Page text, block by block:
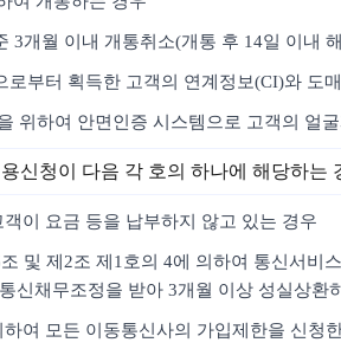
3개월 이내 개통취소(개통 후 14일 이내
로부터 획득한 고객의 연계정보(CI)와 도
위하여 안면인증 시스템으로 고객의 얼
신청이 다음 각 호의 하나에 해당하는
이 요금 등을 납부하지 않고 있는 경우
및 제2조 제1호의 4에 의하여 통신서비
신채무조정을 받아 3개월 이상 성실상
여 모든 이동통신사의 가입제한을 신청